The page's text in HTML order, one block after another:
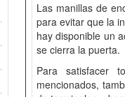
Las manillas de
para evitar que la
hay disponible un
se cierra la puerta.
Para satisfacer
mencionados,